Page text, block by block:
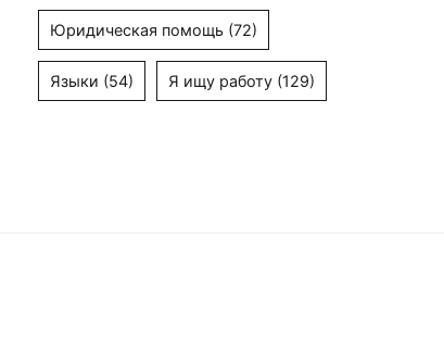
Юридическая помощь (72)
Языки (54) Я ищу работу (129)